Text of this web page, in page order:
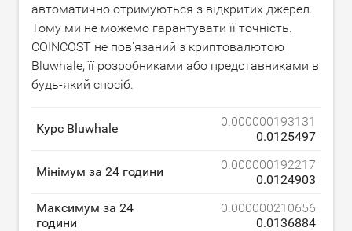
автоматично отримуються з відкритих джерел.
Тому ми не можемо гарантувати її точність.
COINCOST не пов'язаний з криптовалютою
Bluwhale, її розробниками або представниками в
будь-який спосіб.
Курс Bluwhale
0.000000193131
0.0125497
Мінімум за 24 години
0.000000192217
0.0124903
Максимум за 24
години
0.000000210656
0.0136884